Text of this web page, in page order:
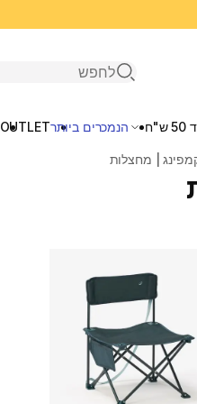
פתיחת חיפוש
ש"ח הנמכרים ביותרOUTLET
| מחצלות